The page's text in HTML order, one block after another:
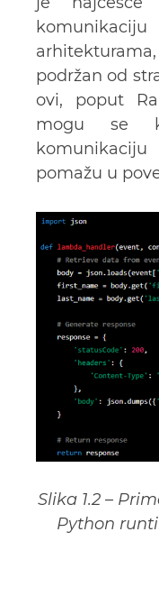
podržan od
ovi, poput
mogu se
pomažu u
Slika 1.2 –
Python